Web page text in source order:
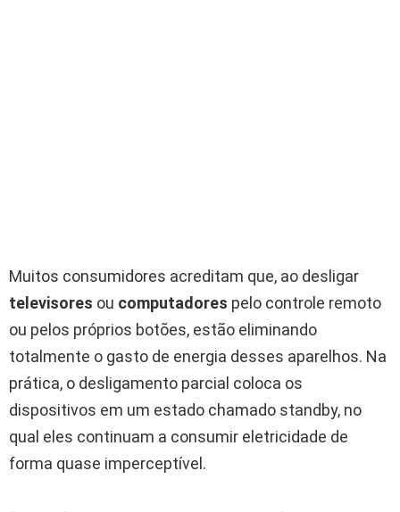
Muitos consumidores acreditam que, ao desligar
televisores ou computadores pelo controle remoto
ou pelos próprios botões, estão eliminando
totalmente o gasto de energia desses aparelhos. Na
prática, o desligamento parcial coloca os
dispositivos em um estado chamado standby, no
qual eles continuam a consumir eletricidade de
forma quase imperceptível.